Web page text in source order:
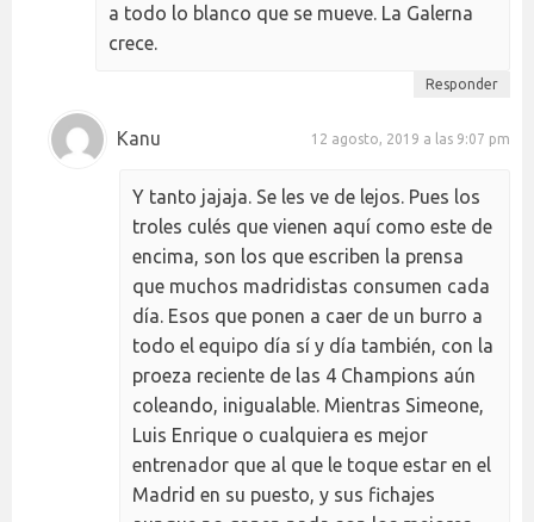
a todo lo blanco que se mueve. La Galerna
crece.
Responder
Kanu 12 agosto, 2019 a las 9:07 pm
Y tanto jajaja. Se les ve de lejos. Pues los
troles culés que vienen aquí como este de
encima, son los que escriben la prensa
que muchos madridistas consumen cada
día. Esos que ponen a caer de un burro a
todo el equipo día sí y día también, con la
proeza reciente de las 4 Champions aún
coleando, inigualable. Mientras Simeone,
Luis Enrique o cualquiera es mejor
entrenador que al que le toque estar en el
Madrid en su puesto, y sus fichajes